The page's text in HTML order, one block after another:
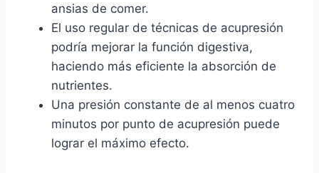
ansias de comer.
El uso regular de técnicas de acupresión
podría mejorar la función digestiva,
haciendo más eficiente la absorción de
nutrientes.
Una presión constante de al menos cuatro
minutos por punto de acupresión puede
lograr el máximo efecto.